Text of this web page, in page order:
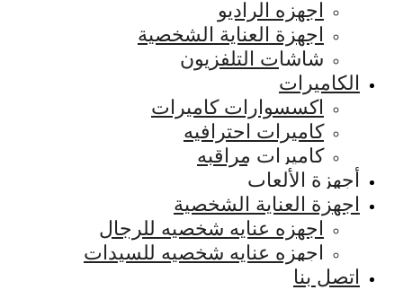
اجهزه الراديو
اجهزة العناية الشخصية
شاشات التلفزيون
الكاميرات
اكسسوارات كاميرات
كاميرات احترافيه
كاميرات مراقبه
أجهزة الألعاب
اجهزة العناية الشخصية
اجهزه عنايه شخصيه للرجال
اجهزه عنايه شخصيه للسيدات
اتصل بنا